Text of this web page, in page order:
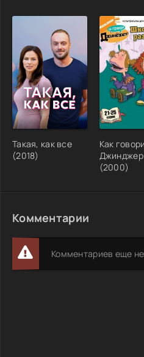
Такая, как все
(2018)
Как
Джинджер
(2000)
Комментарии
Комментариев еще